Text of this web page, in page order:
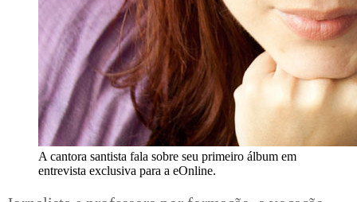
A cantora santista fala sobre seu primeiro álbum em
entrevista exclusiva para a eOnline.